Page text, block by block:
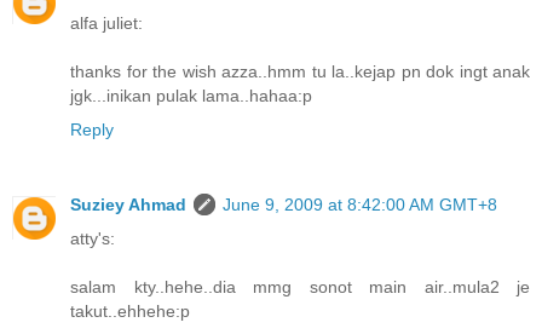
alfa juliet:
thanks for the wish azza..hmm tu la..kejap pn dok ingt anak
jgk...inikan pulak lama..hahaa:p
Reply
Suziey Ahmad
June 9, 2009 at 8:42:00 AM GMT+8
atty's:
salam kty..hehe..dia mmg sonot main air..mula2 je
takut..ehhehe:p